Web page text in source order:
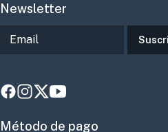
Newsletter
Método de pago